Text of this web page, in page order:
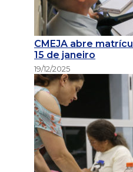
CMEJA abre
15 de janeiro
19/12/2025